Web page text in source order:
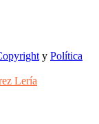
y Política
Lería